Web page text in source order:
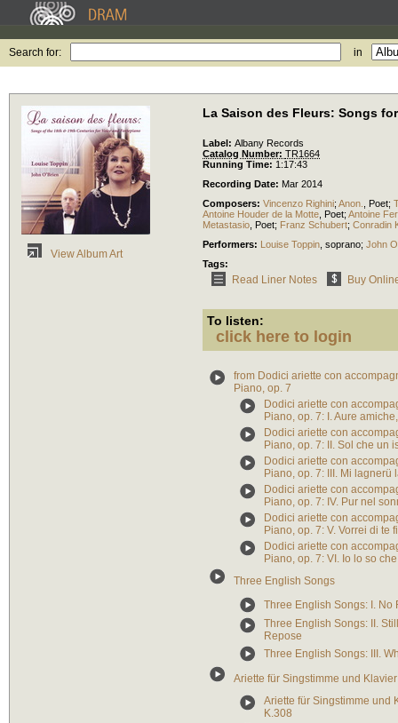
Search for: in
View Album Art
La Saison des Fleurs: Songs
Label: Albany Records
Catalog Number: TR1664
Running Time: 1:17:43
Recording Date: Mar 2014
Composers: Vincenzo Righini; Anon. Poet;
Antoine Houder de la Motte Poet; Antoine
Metastasio Poet; Franz Schubert; Conradin
Performers: Louise Toppin soprano; John
Tags:
Read Liner Notes Buy
To listen:
click here to login
from Dodici ariette con
Piano, op. 7
Dodici ariette con
Piano, op. 7: I. Aure
Dodici ariette con
Piano, op. 7: II. Sol che un
Dodici ariette con
Piano, op. 7: III. Mi lagnerü
Dodici ariette con
Piano, op. 7: IV. Pur nel
Dodici ariette con
Piano, op. 7: V. Vorrei di te
Dodici ariette con
Piano, op. 7: VI. Io lo so
Three English Songs
Three English Songs: I. No
Three English Songs: II.
Repose
Three English Songs: III.
Ariette für Singstimme und Klavier
Ariette für Singstimme und
K.308